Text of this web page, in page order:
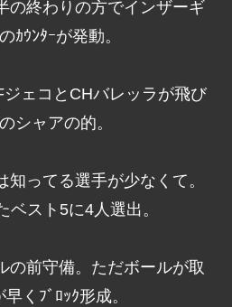
終わりの方でインザーギ
ｶｳﾝﾀｰが発動。
ェコとCHバレッラが飛び
シャアの的。
ってる選手が少なくて。
スト5に4人選出。
前守備。ただボールが取
くﾌﾞﾛｯｸ形成。